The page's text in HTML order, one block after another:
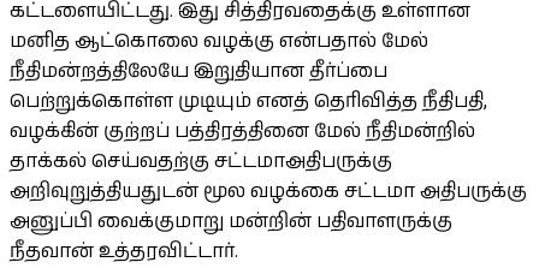
கட்டளையிட்டது. இது சித்திரவதைக்கு உள்ளான
மனித ஆட்கொலை வழக்கு என்பதால் மேல்
நீதிமன்றத்திலேயே இறுதியான தீர்ப்பை
பெற்றுக்கொள்ள முடியும் எனத் தெரிவித்த நீதிபதி,
வழக்கின் குற்றப் பத்திரத்தினை மேல் நீதிமன்றில்
தாக்கல் செய்வதற்கு சட்டமாஅதிபருக்கு
அறிவுறுத்தியதுடன் மூல வழக்கை சட்டமா அதிபருக்கு
அனுப்பி வைக்குமாறு மன்றின் பதிவாளருக்கு
நீதவான் உத்தரவிட்டார்.